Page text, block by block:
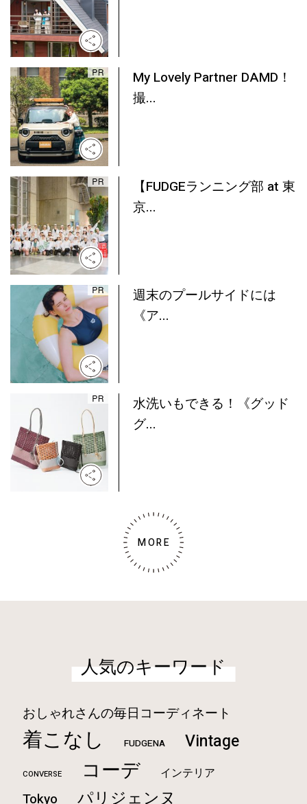
My Lovely Partner DAMD！
撮...
【FUDGEランニング部 at 東
京...
週末のプールサイドには
《ア...
水洗いもできる！《グッド
グ...
MORE
人気のキーワード
おしゃれさんの毎日コーディネート
着こなし FUDGENA Vintage
CONVERSE コーデ インテリア
Tokyo パリジェンヌ